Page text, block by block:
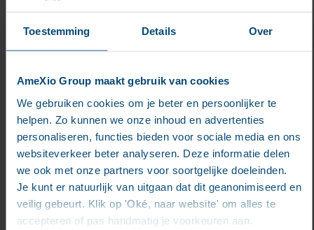
Toestemming Details Over
AmeXio Group maakt gebruik van cookies
We gebruiken cookies om je beter en persoonlijker te
helpen. Zo kunnen we onze inhoud en advertenties
personaliseren, functies bieden voor sociale media en ons
websiteverkeer beter analyseren. Deze informatie delen
we ook met onze partners voor soortgelijke doeleinden.
Je kunt er natuurlijk van uitgaan dat dit geanonimiseerd en
veilig gebeurt. Klik op 'Oké, naar website' om alles te
accepteren of pas handmatig je voorkeuren aan.
CHARTE ENVIRONNEMENTALE